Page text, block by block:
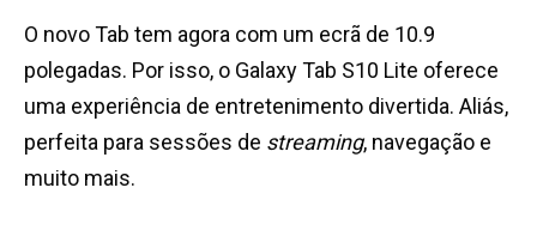
O novo Tab tem agora com um ecrã de 10.9
polegadas. Por isso, o Galaxy Tab S10 Lite oferece
uma experiência de entretenimento divertida. Aliás,
perfeita para sessões de streaming, navegação e
muito mais.